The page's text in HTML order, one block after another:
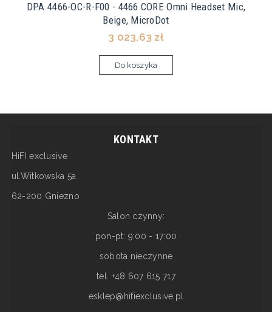
DPA 4466-OC-R-F00 - 4466 CORE Omni Headset Mic,
Beige, MicroDot
3 023,63 zł
Do koszyka
KONTAKT
HiFI exclusive
ul.Witkowska 5a
62-200 Gniezno
Salon czynny:
pon-pt: 9:00 - 17:00
sobota nieczynne
tel. +48 607 615 717
esklep@hifiexclusive.pl